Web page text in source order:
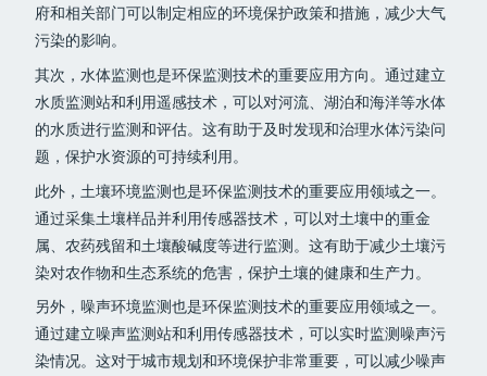
府和相关部门可以制定相应的环境保护政策和措施，减少大气
污染的影响。
其次，水体监测也是环保监测技术的重要应用方向。通过建立
水质监测站和利用遥感技术，可以对河流、湖泊和海洋等水体
的水质进行监测和评估。这有助于及时发现和治理水体污染问
题，保护水资源的可持续利用。
此外，土壤环境监测也是环保监测技术的重要应用领域之一。
通过采集土壤样品并利用传感器技术，可以对土壤中的重金
属、农药残留和土壤酸碱度等进行监测。这有助于减少土壤污
染对农作物和生态系统的危害，保护土壤的健康和生产力。
另外，噪声环境监测也是环保监测技术的重要应用领域之一。
通过建立噪声监测站和利用传感器技术，可以实时监测噪声污
染情况。这对于城市规划和环境保护非常重要，可以减少噪声